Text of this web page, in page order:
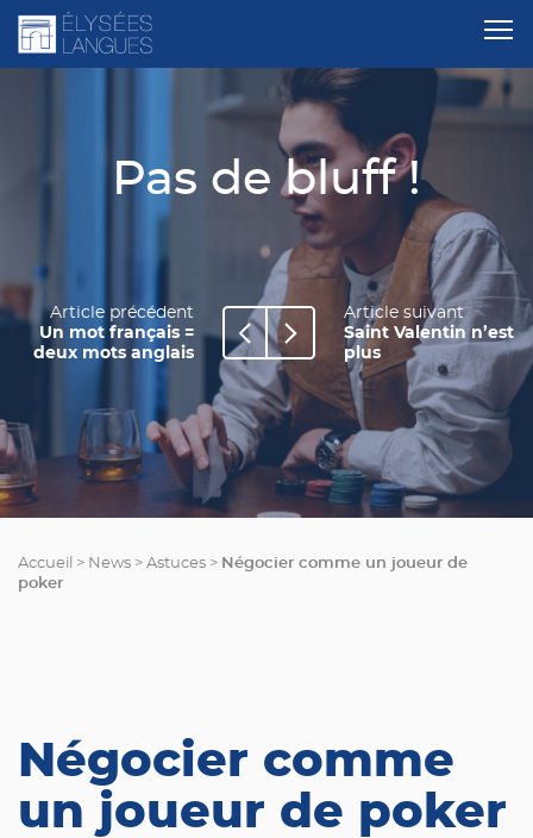
Pas de bluff !
Article précédent
Un mot français =
deux mots anglais
Article suivant
Saint Valentin n’est
plus
Accueil > News > Astuces > Négocier comme un joueur de
poker
Négocier comme
un joueur de poker